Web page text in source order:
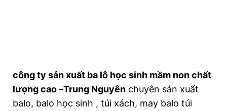
công ty sản xuất ba lô học sinh mầm non chất
lượng cao –Trung Nguyênchuyên sản xuất
balo, balo học sinh , túi xách, may balo túi